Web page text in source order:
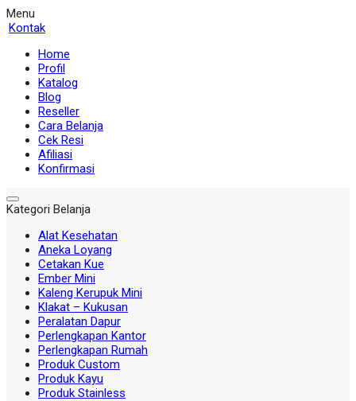
Menu
Kontak
Home
Profil
Katalog
Blog
Reseller
Cara Belanja
Cek Resi
Afiliasi
Konfirmasi
Kategori Belanja
Alat Kesehatan
Aneka Loyang
Cetakan Kue
Ember Mini
Kaleng Kerupuk Mini
Klakat – Kukusan
Peralatan Dapur
Perlengkapan Kantor
Perlengkapan Rumah
Produk Custom
Produk Kayu
Produk Stainless